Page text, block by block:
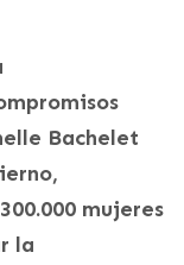
Bachelet
mujeres
la